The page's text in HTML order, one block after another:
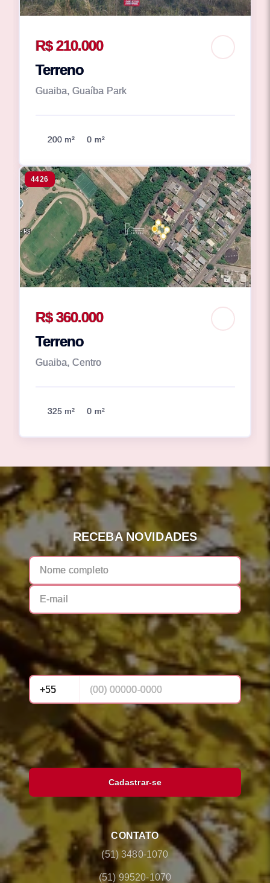
R$ 210.000
Terreno
Guaiba, Guaíba Park
200 m² 0 m²
4426
R$ 360.000
Terreno
Guaiba, Centro
325 m² 0 m²
RECEBA NOVIDADES
Cadastrar-se
CONTATO
(51) 3480-1070
(51) 99520-1070